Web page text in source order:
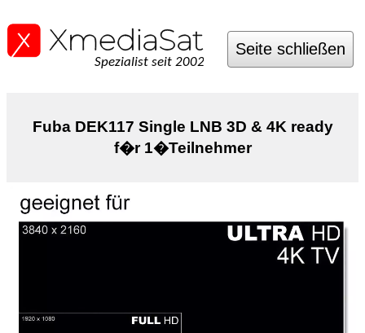
Spezialist seit 2002
Seite schließen
Fuba DEK117 Single LNB 3D & 4K ready
f�r 1�Teilnehmer